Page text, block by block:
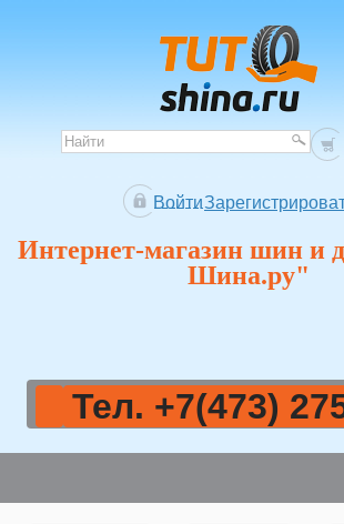
Войти
Интернет-магазин шин и
Шина.ру"
Тел. +7(473)